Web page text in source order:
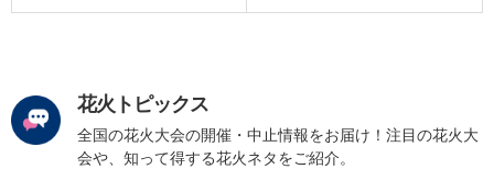
花火トピックス
全国の花火大会の開催・中止情報をお届け！注目の花火大
会や、知って得する花火ネタをご紹介。